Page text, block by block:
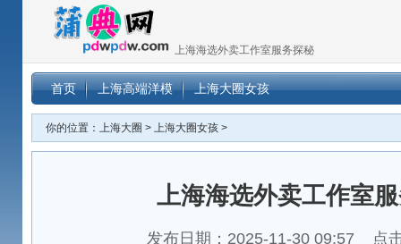
上海海选外卖工作室服务探秘
首页 上海高端洋模 上海大圈女孩
你的位置： 上海大圈 > 上海大圈女孩 >
上海海选外卖工作室
发布日期：2025-11-30 09:57 点